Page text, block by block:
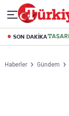
SON DAKİKA
Haberler Gündem